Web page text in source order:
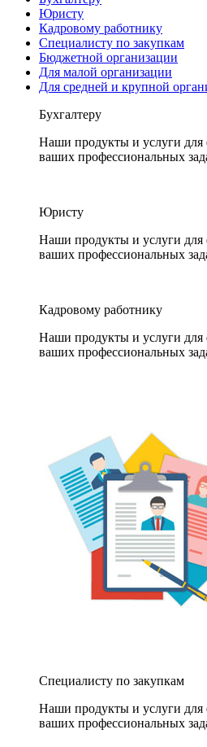
Юристу
Кадровому работнику
Специалисту по закупкам
Бюджетной организации
Для малой организации
Для средней и крупной
Бухгалтеру
Наши продукты и услуги для
ваших профессиональных
Юристу
Наши продукты и услуги для
ваших профессиональных
Кадровому работнику
Наши продукты и услуги для
ваших профессиональных
Специалисту по закупкам
Наши продукты и услуги для
ваших профессиональных